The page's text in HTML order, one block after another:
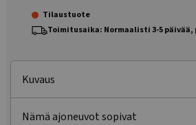
Tilaustuote
Toimitusaika: Normaalisti 3-5 päivää,
Kuvaus
Nämä ajoneuvot sopivat